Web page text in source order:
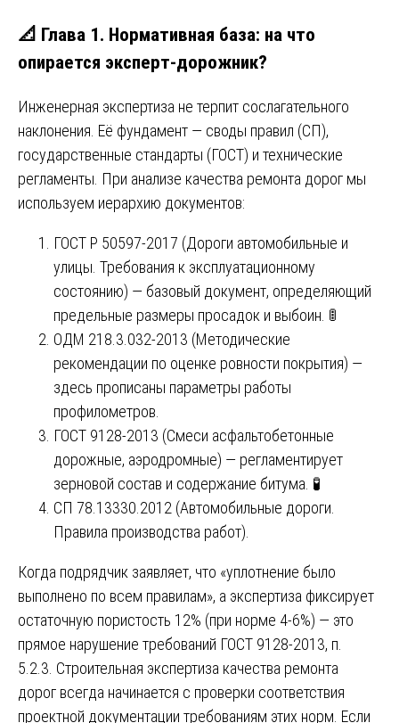
📐 Глава 1. Нормативная база: на что
опирается эксперт-дорожник?
Инженерная экспертиза не терпит сослагательного
наклонения. Её фундамент — своды правил (СП),
государственные стандарты (ГОСТ) и технические
регламенты. При анализе качества ремонта дорог мы
используем иерархию документов:
ГОСТ Р 50597-2017 (Дороги автомобильные и
улицы. Требования к эксплуатационному
состоянию) — базовый документ, определяющий
предельные размеры просадок и выбоин. 🚦
ОДМ 218.3.032-2013 (Методические
рекомендации по оценке ровности покрытия) —
здесь прописаны параметры работы
профилометров.
ГОСТ 9128-2013 (Смеси асфальтобетонные
дорожные, аэродромные) — регламентирует
зерновой состав и содержание битума. 🧪
СП 78.13330.2012 (Автомобильные дороги.
Правила производства работ).
Когда подрядчик заявляет, что «уплотнение было
выполнено по всем правилам», а экспертиза фиксирует
остаточную пористость 12% (при норме 4-6%) — это
прямое нарушение требований ГОСТ 9128-2013, п.
5.2.3. Строительная экспертиза качества ремонта
дорог всегда начинается с проверки соответствия
проектной документации требованиям этих норм. Если